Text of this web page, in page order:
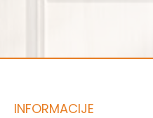
INFORMACIJE